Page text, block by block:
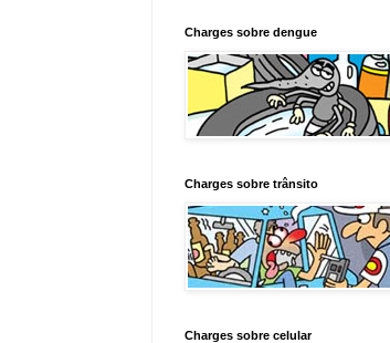
Charges sobre dengue
Charges sobre trânsito
Charges sobre celular